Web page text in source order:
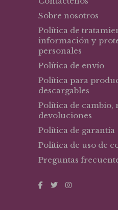
Sobre nosotros
Política de
información y
personales
Política de envío
Política para
descargables
Política de cambio,
devoluciones
Política de garantía
Política de uso de
Preguntas